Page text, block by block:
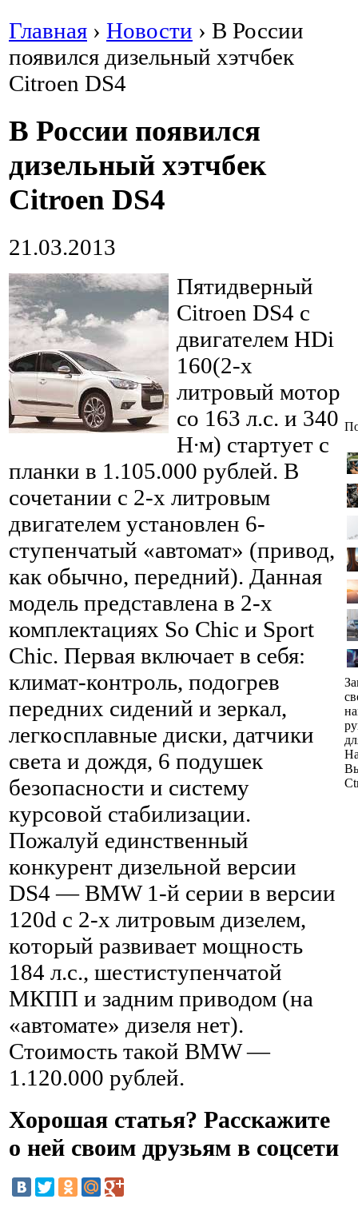
Главная › Новости › В России
появился дизельный хэтчбек
Citroen DS4
В России появился
дизельный хэтчбек
Citroen DS4
21.03.2013
Пятидверный
Citroen DS4 с
двигателем HDi
160(2-х
литровый мотор
со 163 л.с. и 340
Н∙м) стартует с
планки в 1.105.000 рублей. В
сочетании с 2-х литровым
двигателем установлен 6-
ступенчатый «автомат» (привод,
как обычно, передний). Данная
модель представлена в 2-х
комплектациях So Chic и Sport
Chic. Первая включает в себя:
климат-контроль, подогрев
передних сидений и зеркал,
легкосплавные диски, датчики
света и дождя, 6 подушек
безопасности и систему
курсовой стабилизации.
Пожалуй единственный
конкурент дизельной версии
DS4 — BMW 1-й серии в версии
120d с 2-х литровым дизелем,
который развивает мощность
184 л.с., шестиступенчатой
МКПП и задним приводом (на
«автомате» дизеля нет).
Стоимость такой BMW —
1.120.000 рублей.
Хорошая статья? Расскажите
о ней своим друзьям в соцсети